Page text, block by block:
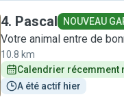
4. Pascal NOUVEAU
Votre animal entre de
10.8 km
Calendrier récemment
A été actif hier